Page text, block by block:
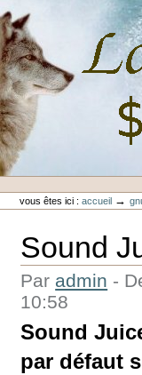
au
contenu.
Aller
à
la
navigation
Outils
personnels
vous êtes ici : accueil →
Sound
Par admin -
10:58
Sound
par défaut